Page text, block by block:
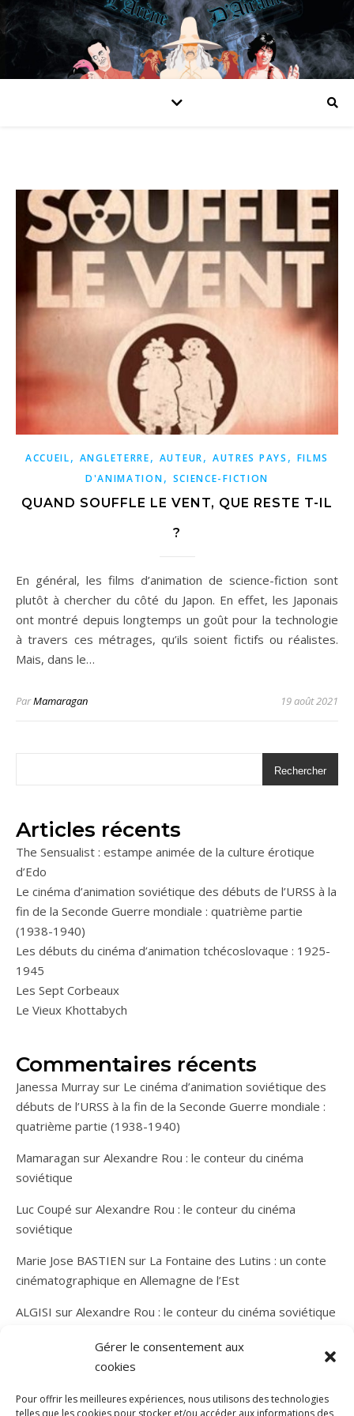
Gérer le consentement aux
cookies
Pour offrir les meilleures expériences, nous utilisons des technologies
telles que les cookies pour stocker et/ou accéder aux informations des
ACCUEIL, ANGLETERRE, AUTEUR, AUTRES PAYS , FILMS
D'ANIMATION, SCIENCE-FICTION
QUAND SOUFFLE LE VENT, QUE RESTE T-IL
?
En général, les films d’animation de science-fiction sont
plutôt à chercher du côté du Japon. En effet, les Japonais
ont montré depuis longtemps un goût pour la technologie
à travers ces métrages, qu’ils soient fictifs ou réalistes.
Mais, dans le…
ParMamaragan 19 août 2021
Rechercher
Articles récents
The Sensualist : estampe animée de la culture érotique
d’Edo
Le cinéma d’animation soviétique des débuts de l’URSS à la
fin de la Seconde Guerre mondiale : quatrième partie
(1938-1940)
Les débuts du cinéma d’animation tchécoslovaque : 1925-
1945
Les Sept Corbeaux
Le Vieux Khottabych
Commentaires récents
Janessa Murray sur Le cinéma d’animation soviétique des
débuts de l’URSS à la fin de la Seconde Guerre mondiale :
quatrième partie (1938-1940)
Mamaragan sur Alexandre Rou : le conteur du cinéma
soviétique
Luc Coupé sur Alexandre Rou : le conteur du cinéma
soviétique
Marie Jose BASTIEN sur La Fontaine des Lutins : un conte
cinématographique en Allemagne de l’Est
ALGISI sur Alexandre Rou : le conteur du cinéma soviétique